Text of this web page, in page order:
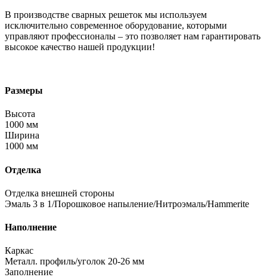
В производстве сварных решеток мы используем
исключительно современное оборудование, которыми
управляют профессионалы – это позволяет нам гарантировать
высокое качество нашей продукции!
Размеры
Высота
1000 мм
Ширина
1000 мм
Отделка
Отделка внешней стороны
Эмаль 3 в 1/Порошковое напыление/Нитроэмаль/Hammerite
Наполнение
Каркас
Металл. профиль/уголок 20-26 мм
Заполнение